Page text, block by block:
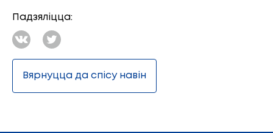
Падзяліцца:
Вярнуцца да спісу навін